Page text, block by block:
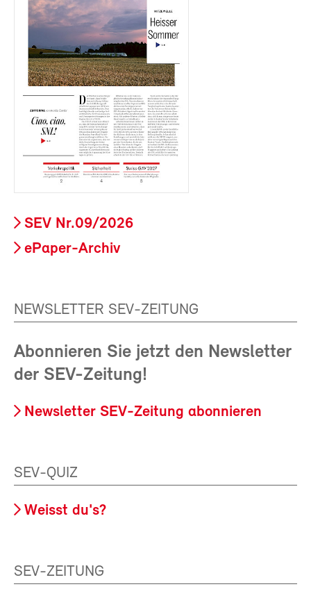
SEV Nr.09/2026
ePaper-Archiv
NEWSLETTER SEV-ZEITUNG
Abonnieren Sie jetzt den Newsletter
der SEV-Zeitung!
Newsletter SEV-Zeitung abonnieren
SEV-QUIZ
Weisst du's?
SEV-ZEITUNG